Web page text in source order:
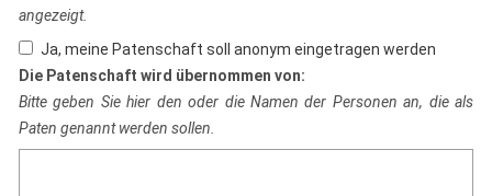
angezeigt.
Ja, meine Patenschaft soll anonym eingetragen werden
Die Patenschaft wird übernommen von:
Bitte geben Sie hier den oder die Namen der Personen an, die als
Paten genannt werden sollen.